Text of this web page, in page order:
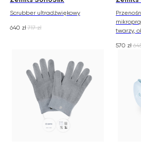
Scrubber ultradźwiękowy
640 zł 717 zł
twarzy,
570 zł